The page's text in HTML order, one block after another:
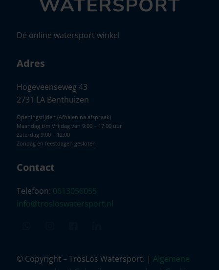
Dé online watersport winkel
Adres
Hogeveenseweg 43
2731 LA Benthuizen
Openingstijden (Afhalen na afspraak)
Maandag t/m Vrijdag van 9:00 – 17:00 uur
Zaterdag 9:00 – 12:00
Zondag en feestdagen gesloten
Contact
Telefoon: 0613056055
info@trosloswatersport.nl
© Copyright – TrosLos Watersport. | Algemene